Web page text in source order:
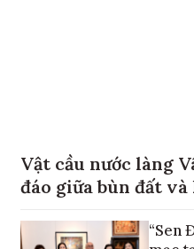
Vật cầu nước làng
đáo giữa bùn đất
“Sen